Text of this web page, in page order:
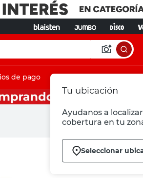
Tu ubicación
Ayudanos a
cobertura en tu
Seleccionar
de pago